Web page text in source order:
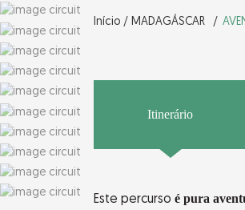
Início / MADAGÁSCAR
Itinerário
Este percurso é pura